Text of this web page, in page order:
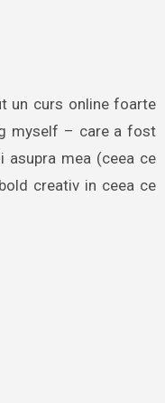
un curs online foarte
myself – care a fost
mea (ceea ce
creativ in ceea ce